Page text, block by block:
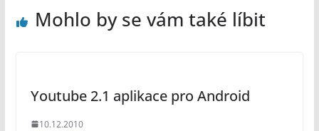
Mohlo by se vám také líbit
Youtube 2.1 aplikace pro Android
10.12.2010